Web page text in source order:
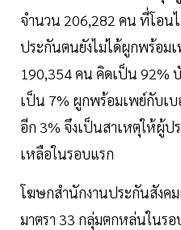
จำนวน 206,282 คน ที่โอน
ประกันตนยังไม่ได้ผูกพร้อม
190,354 คน คิดเป็น 92%
เป็น 7% ผูกพร้อมเพย์กับเ
อีก 3% จึงเป็นสาเหตุให้ผู้ป
เหลือในรอบแรก
โฆษกสำนักงานประกันสังค
มาตรา 33 กลุ่มตกหล่นในร